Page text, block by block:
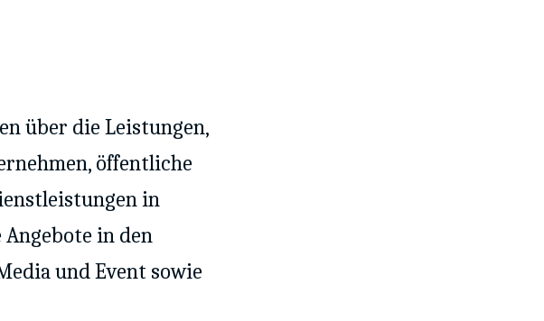
über die Leistungen,
öffentliche
in
in den
und Event sowie